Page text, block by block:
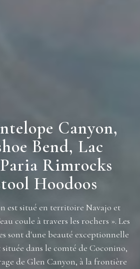
Canyon,
Bend, Lac
Rimrocks
Hoodoos
est situé en territoire Navajo et
coule à travers les rochers ». Les
sont d'une beauté exceptionnelle
située dans le comté de Coconino,
de Glen Canyon, à la frontière